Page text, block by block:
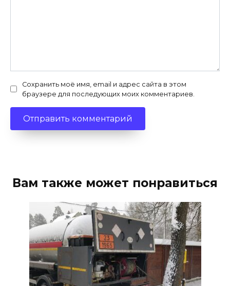
Сохранить моё имя, email и адрес сайта в этом
браузере для последующих моих комментариев.
Вам также может понравиться